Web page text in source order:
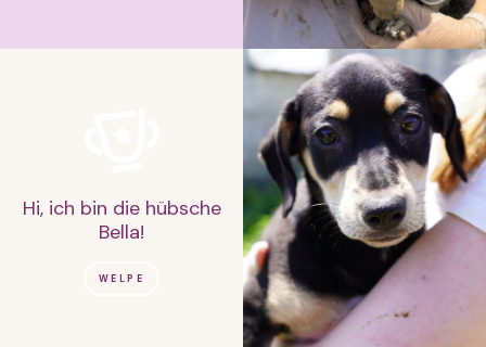
Hi, ich bin die hübsche
Bella!
WELPE